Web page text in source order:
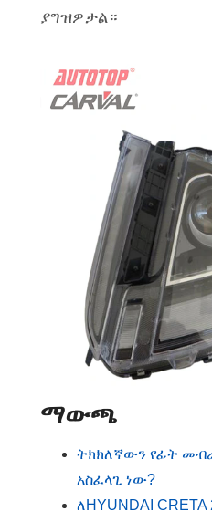
ያግዝዎታል።
ማውጫ
ትክክለኛውን የፊት
አስፈላጊ ነው?
ለHYUNDAI